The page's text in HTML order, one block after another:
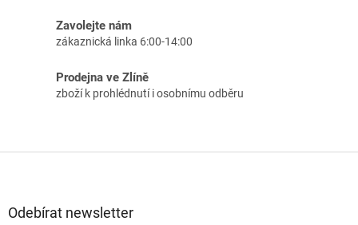
Zavolejte nám
zákaznická linka 6:00-14:00
Prodejna ve Zlíně
zboží k prohlédnutí i osobnímu odběru
Odebírat newsletter